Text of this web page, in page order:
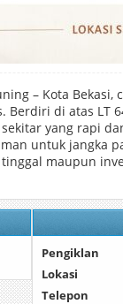
– Kota Bekasi,
di atas LT
yang rapi
untuk jangka
maupun
Pengiklan
Lokasi
Telepon